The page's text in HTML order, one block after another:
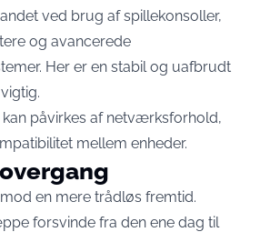
ved brug af spillekonsoller,
og avancerede
Her er en stabil og uafbrudt
påvirkes af netværksforhold,
mellem enheder.
en mere trådløs fremtid.
forsvinde fra den ene dag til